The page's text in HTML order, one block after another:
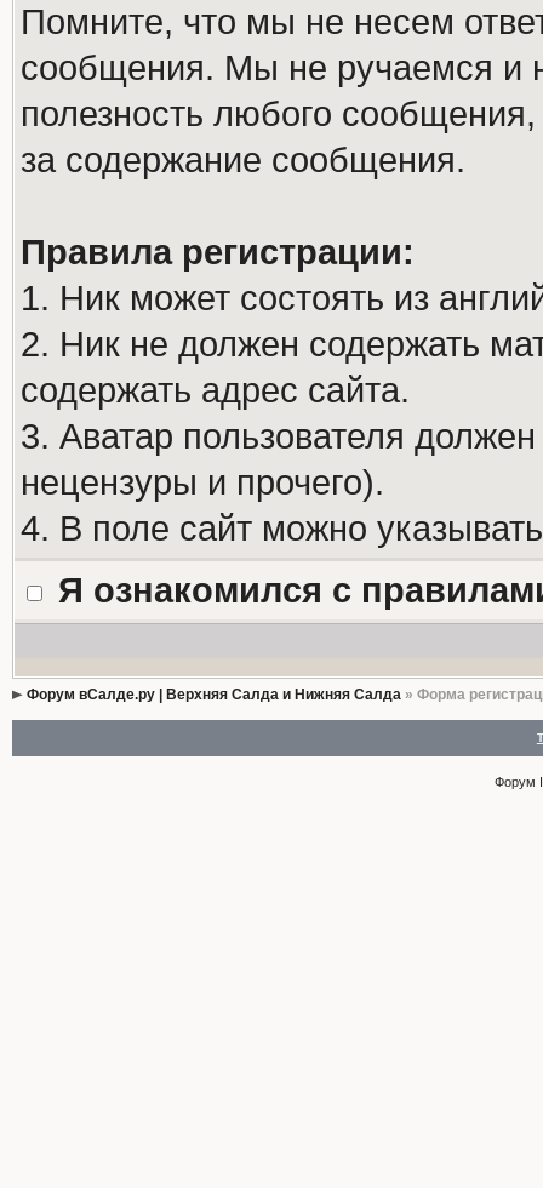
Помните, что мы не несем
сообщения. Мы не ручаемся и
полезность любого
за содержание сообщения.
Правила регистрации:
1. Ник может состоять из
2. Ник не должен содержать
содержать адрес сайта.
3. Аватар пользователя
нецензуры и прочего).
4. В поле сайт можно
Я ознакомился с
Форум вСалде.ру | Верхняя Салда и Нижняя Салда» Форма
Форум